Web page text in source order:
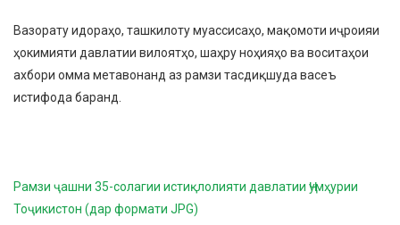
Вазорату идораҳо, ташкилоту муассисаҳо, мақомоти иҷроияи
ҳокимияти давлатии вилоятҳо, шаҳру ноҳияҳо ва воситаҳои
ахбори омма метавонанд аз рамзи тасдиқшуда васеъ
истифода баранд.
Рамзи ҷашни 35-солагии истиқлолияти давлатии Ҷумҳурии
Тоҷикистон (дар формати JPG)